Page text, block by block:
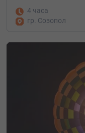
4 часа
гр. Созопол